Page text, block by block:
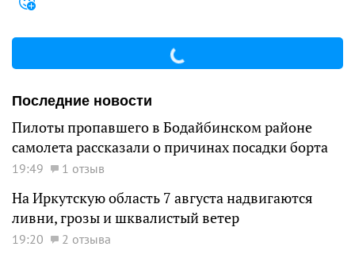
Последние новости
Пилоты пропавшего в Бодайбинском районе
самолета рассказали о причинах посадки борта
19:49 1 отзыв
На Иркутскую область 7 августа надвигаются
ливни, грозы и шквалистый ветер
19:20 2 отзыва